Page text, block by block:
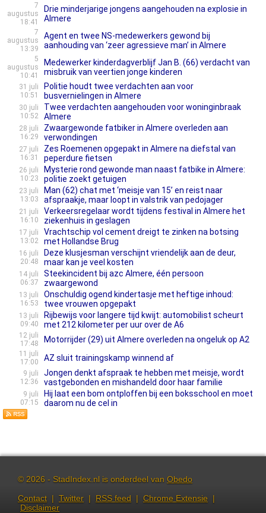
7
augustus
18:41
Drie minderjarige jongens aangehouden na explosie in
Almere
7
augustus
13:39
Agent en twee NS-medewerkers gewond bij
aanhouding van ‘zeer agressieve man’ in Almere
5
augustus
10:41
Medewerker kinderdagverblijf Jan B. (66) verdacht van
misbruik van veertien jonge kinderen
31 juli
10:51
Politie houdt twee verdachten aan voor
busvernielingen in Almere
30 juli
10:52
Twee verdachten aangehouden voor woninginbraak
Almere
28 juli
16:29
Zwaargewon­de fatbiker in Almere overleden aan
verwondin­gen
27 juli
16:31
Zes Roemenen opgepakt in Almere na diefstal van
peperdure fietsen
26 juli
10:23
Mysterie rond gewonde man naast fatbike in Almere:
politie zoekt getuigen
23 juli
13:03
Man (62) chat met ‘meisje van 15’ en reist naar
afspraakje, maar loopt in valstrik van pedojager
21 juli
16:10
Verkeersregelaar wordt tijdens festival in Almere het
ziekenhuis in geslagen
17 juli
13:02
Vrachtschip vol cement dreigt te zinken na botsing
met Hollandse Brug
16 juli
20:48
Deze klusjesman verschijnt vriendelijk aan de deur,
maar kan je veel kosten
14 juli
06:37
Steekincident bij azc Almere, één persoon
zwaargewond
13 juli
16:53
Onschuldig ogend kindertasje met heftige inhoud:
twee vrouwen opgepakt
13 juli
09:40
Rijbewijs voor langere tijd kwijt: automobilist scheurt
met 212 kilometer per uur over de A6
12 juli
17:48
Motorrijder (29) uit Almere overleden na ongeluk op A2
11 juli
17:00
AZ sluit trainingskamp winnend af
9 juli
12:36
Jongen denkt afspraak te hebben met meisje, wordt
vastgebonden en mishandeld door haar familie
9 juli
07:15
Hij laat een bom ontploffen bij een boksschool en moet
daarom nu de cel in
© 2026 - StadIndex.nl is onderdeel van Obedo
Contact | Twitter | RSS feed | Chrome Extensie |
Disclaimer